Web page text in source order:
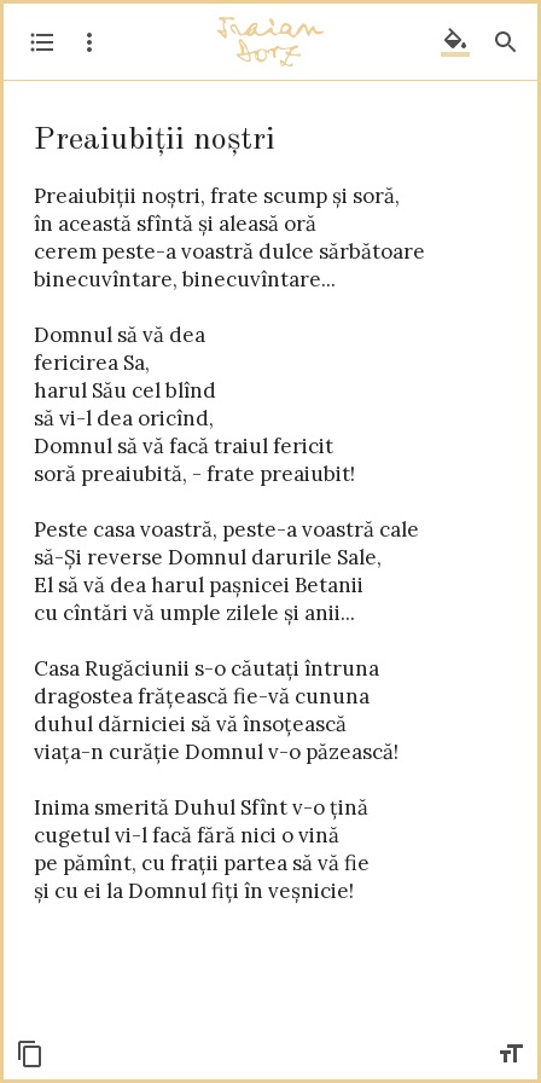
Preaiubiții noștri
Preaiubiții noștri, frate scump și soră,
în această sfîntă și aleasă oră
cerem peste-a voastră dulce sărbătoare
binecuvîntare, binecuvîntare...
Domnul să vă dea
fericirea Sa,
harul Său cel blînd
să vi-l dea oricînd,
Domnul să vă facă traiul fericit
soră preaiubită, - frate preaiubit!
Peste casa voastră, peste-a voastră cale
să-Și reverse Domnul darurile Sale,
El să vă dea harul pașnicei Betanii
cu cîntări vă umple zilele și anii...
Casa Rugăciunii s-o căutați întruna
dragostea frățească fie-vă cununa
duhul dărniciei să vă însoțească
viața-n curăție Domnul v-o păzească!
Inima smerită Duhul Sfînt v-o țină
cugetul vi-l facă fără nici o vină
pe pămînt, cu frații partea să vă fie